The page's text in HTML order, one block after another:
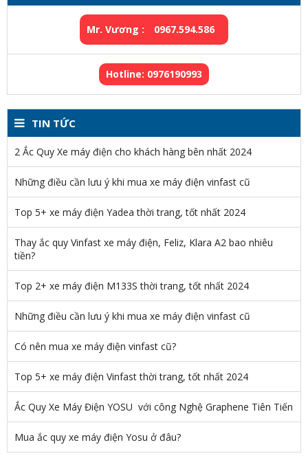
Mr. Vương : 0967.594.586
Hotline: 0976190993
TIN TỨC
2 Ắc Quy Xe máy điện cho khách hàng bên nhất 2024
Những điều cần lưu ý khi mua xe máy điện vinfast cũ
Top 5+ xe máy điện Yadea thời trang, tốt nhất 2024
Thay ắc quy Vinfast xe máy điện, Feliz, Klara A2 bao nhiêu
tiền?
Top 2+ xe máy điện M133S thời trang, tốt nhất 2024
Những điều cần lưu ý khi mua xe máy điện vinfast cũ
Có nên mua xe máy điện vinfast cũ?
Top 5+ xe máy điện Vinfast thời trang, tốt nhất 2024
Ắc Quy Xe Máy Điện YOSU với công Nghệ Graphene Tiên Tiến
Mua ắc quy xe máy điện Yosu ở đâu?